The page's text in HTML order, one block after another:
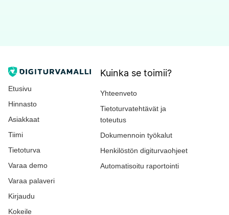
Etusivu
Hinnasto
Asiakkaat
Tiimi
Tietoturva
Varaa demo
Varaa palaveri
Kirjaudu
Kokeile
Kuinka se toimii?
Yhteenveto
Tietoturvatehtävät ja
toteutus
Dokumennoin työkalut
Henkilöstön digiturvaohjeet
Automatisoitu raportointi